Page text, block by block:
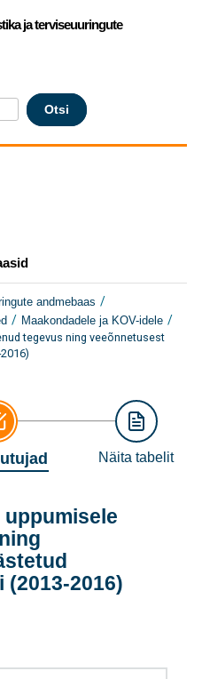
ja terviseuuringute
andmebaas /
/ Maakondadele ja KOV-idele /
tegevus ning veeõnnetusest
Näita tabelit
uppumisele
2016)